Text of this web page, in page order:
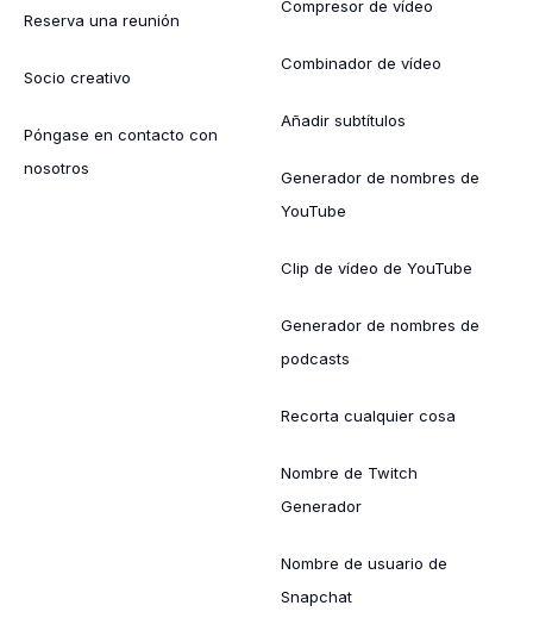
Reserva una reunión
Socio creativo
Póngase en contacto con
nosotros
Compresor de vídeo
Combinador de vídeo
Añadir subtítulos
Generador de nombres de
YouTube
Clip de vídeo de YouTube
Generador de nombres de
podcasts
Recorta cualquier cosa
Nombre de Twitch
Generador
Nombre de usuario de
Snapchat